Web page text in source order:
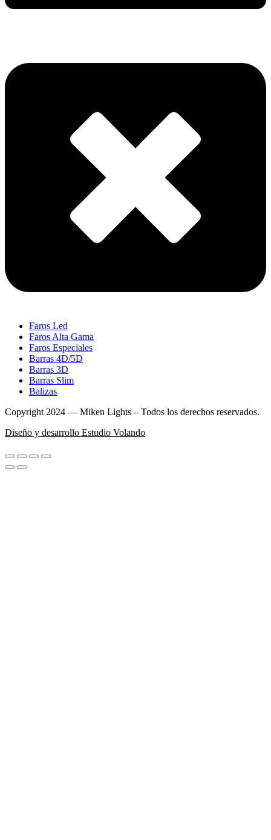
Faros Led
Faros Alta Gama
Faros Especiales
Barras 4D/5D
Barras 3D
Barras Slim
Balizas
Copyright 2024 — Miken Lights – Todos los derechos reservados.
Diseño y desarrollo Estudio Volando